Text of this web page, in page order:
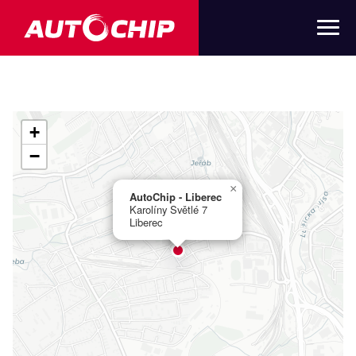
AutoChip - Liberec
Karolíny Světlé 7
Liberec
×
+
−